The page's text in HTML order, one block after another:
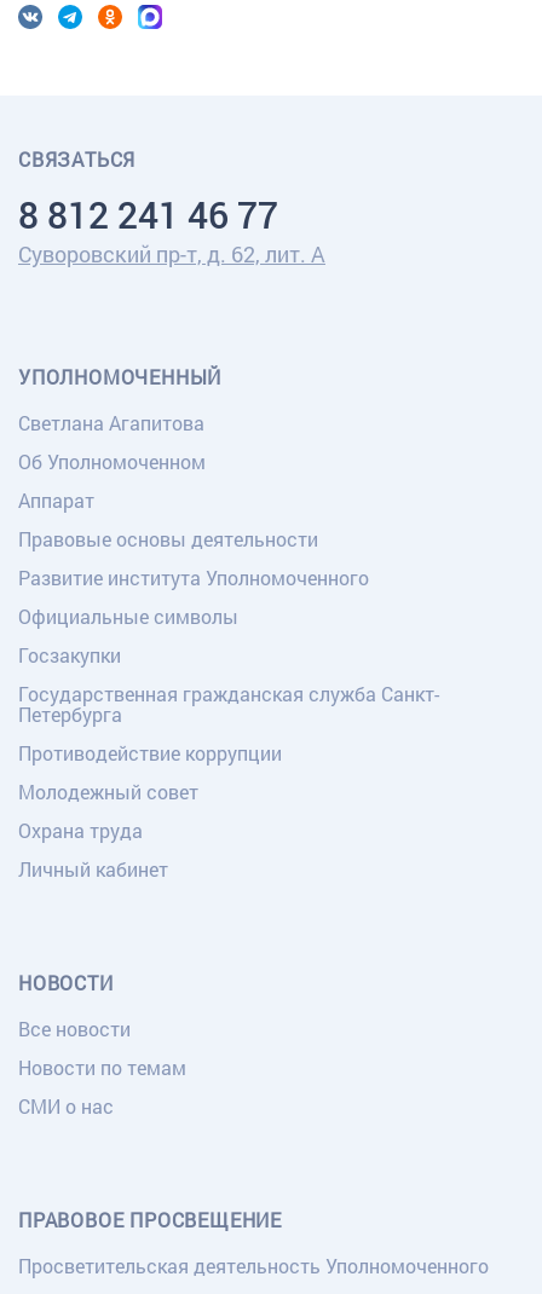
СВЯЗАТЬСЯ
8 812 241 46 77
Суворовский пр-т, д. 62, лит. А
УПОЛНОМОЧЕННЫЙ
Светлана Агапитова
Об Уполномоченном
Аппарат
Правовые основы деятельности
Развитие института Уполномоченного
Официальные символы
Госзакупки
Государственная гражданская служба Санкт-
Петербурга
Противодействие коррупции
Молодежный совет
Охрана труда
Личный кабинет
НОВОСТИ
Все новости
Новости по темам
СМИ о нас
ПРАВОВОЕ ПРОСВЕЩЕНИЕ
Просветительская деятельность Уполномоченного